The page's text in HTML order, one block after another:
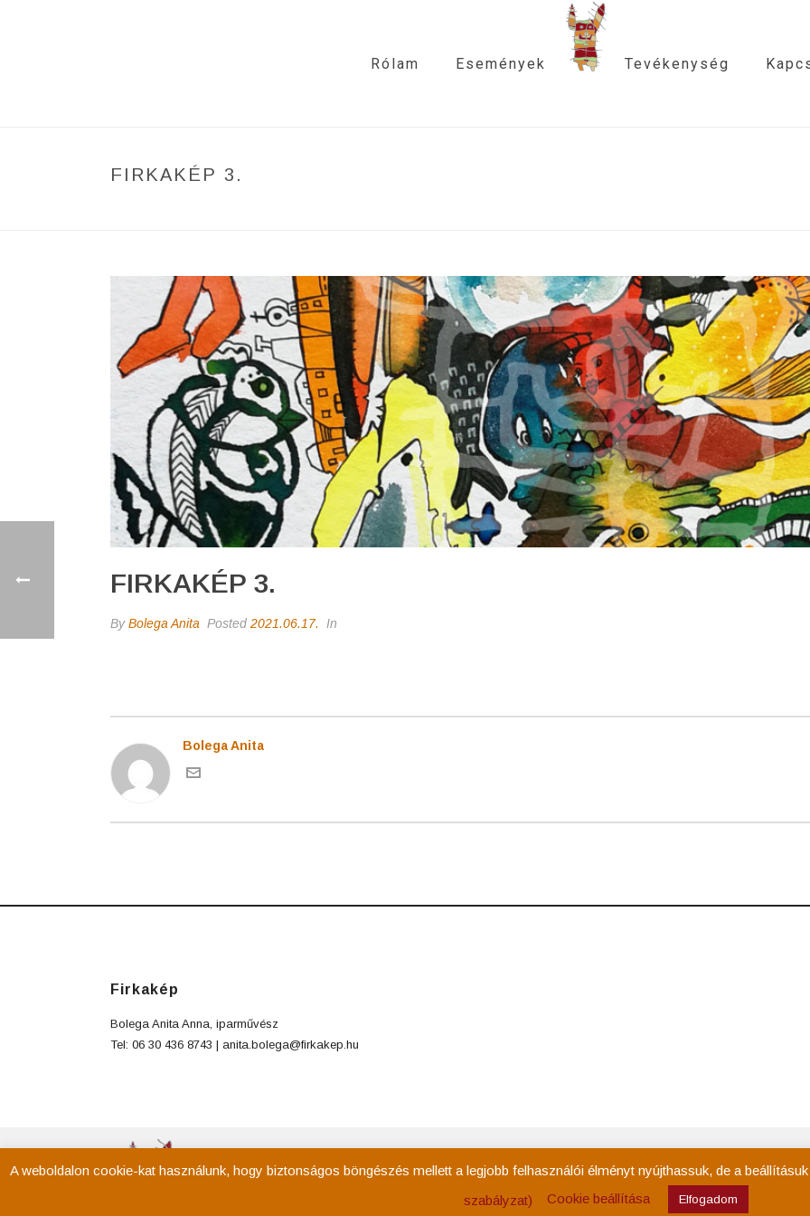
Rólam Események Tevékenység
FIRKAKÉP 3.
FIRKAKÉP 3.
ByBolega Anita Posted 2021.06.17. In
Bolega Anita
Firkakép
Bolega Anita Anna, iparművész
Tel: 06 30 436 8743 | anita.bolega@firkakep.hu
A weboldalon cookie-kat használunk, hogy biztonságos böngészés mellett a legjobb felhasználói élményt nyújthassuk, de a
szabályzat)
Cookie beállítása Elfogadom